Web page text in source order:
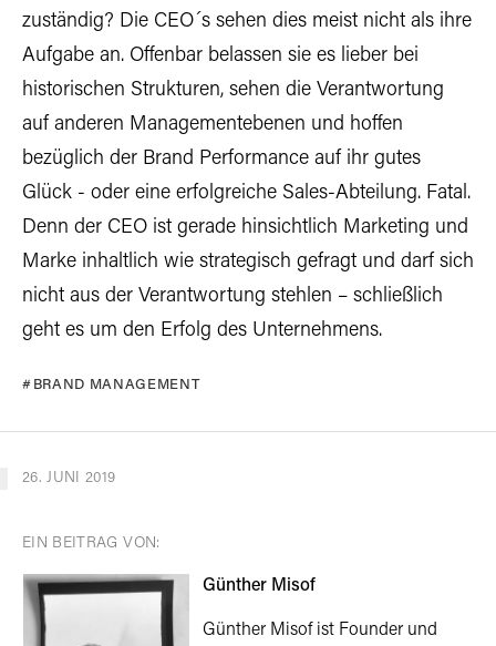
zuständig? Die CEO´s sehen dies meist nicht als ihre
Aufgabe an. Offenbar belassen sie es lieber bei
historischen Strukturen, sehen die Verantwortung
auf anderen Managementebenen und hoffen
bezüglich der Brand Performance auf ihr gutes
Glück - oder eine erfolgreiche Sales-Abteilung. Fatal.
Denn der CEO ist gerade hinsichtlich Marketing und
Marke inhaltlich wie strategisch gefragt und darf sich
nicht aus der Verantwortung stehlen – schließlich
geht es um den Erfolg des Unternehmens.
BRAND MANAGEMENT
26. JUNI 2019
EIN BEITRAG VON:
Günther Misof
Günther Misof ist Founder und